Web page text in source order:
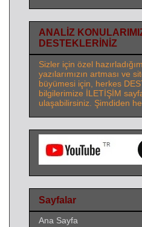
ANALİZ
DESTEKLERİNİZ
Sizler için özel
yazılarımızın artması ve
büyümesi için, herkes
bilgilerimize İLETİŞİM
ulaşabilirsiniz. Şimdiden
Sayfalar
Ana Sayfa